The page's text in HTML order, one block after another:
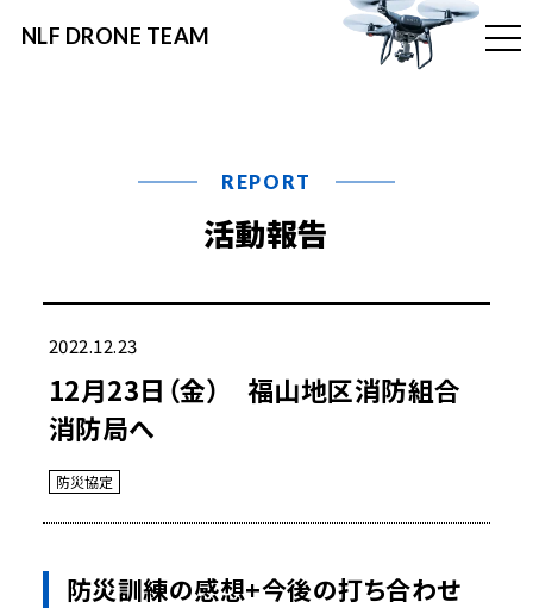
NLF DRONE TEAM
REPORT
活動報告
2022.12.23
12月23日（金） 福山地区消防組合
消防局へ
防災協定
防災訓練の感想+今後の打ち合わせ
t
o